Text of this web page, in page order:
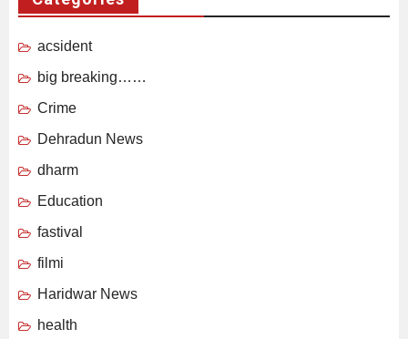
acsident
big breaking……
Crime
Dehradun News
dharm
Education
fastival
filmi
Haridwar News
health